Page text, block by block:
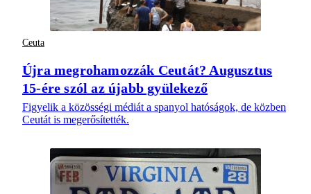
Ceuta
Újra megrohamozzák Ceutát? Augusztus
15-ére szól az újabb gyülekező
Figyelik a közösségi médiát a spanyol hatóságok, de közben
Ceutát is megerősítették.